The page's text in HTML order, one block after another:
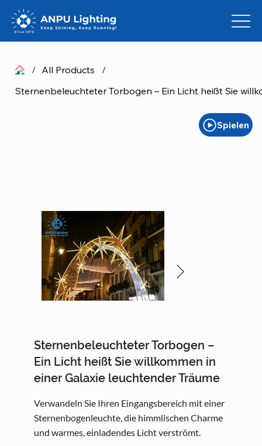
/ All Products /
Spielen
Sternenbeleuchteter Torbogen –
Ein Licht heißt Sie willkommen in
einer Galaxie leuchtender Träume
Verwandeln Sie Ihren Eingangsbereich mit einer
Sternenbogenleuchte, die himmlischen Charme
und warmes, einladendes Licht verströmt.